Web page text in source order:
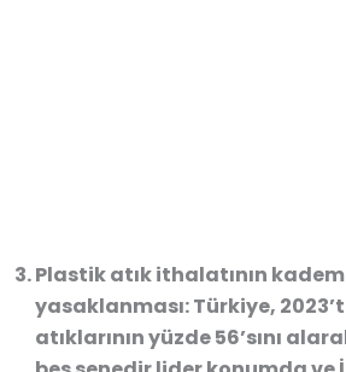
Plastik atık ithalatının
yasaklanması: Türkiye,
atıklarının yüzde 56’sını